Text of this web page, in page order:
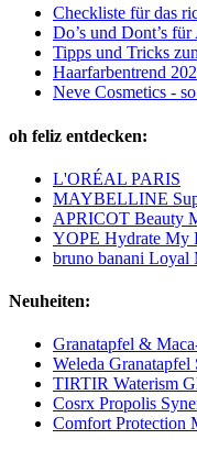
Checkliste für das
Do’s und Dont’s
Tipps und Tricks
Haarfarbentrend
Neve Cosmetics -
oh feliz entdecken:
L'ORÉAL PARIS
MAYBELLINE
APRICOT Beauty
YOPE Hydrate My
bruno banani Loyal
Neuheiten:
Granatapfel &
Weleda Granatapfel
TIRTIR Waterism
Cosrx Propolis
Comfort Protection